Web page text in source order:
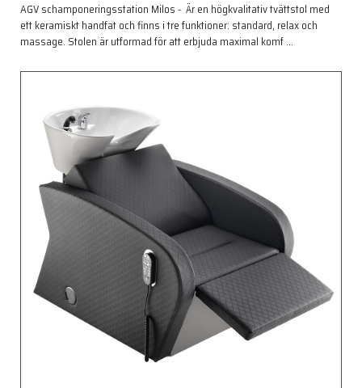
AGV schamponeringsstation Milos - Är en högkvalitativ tvättstol med
ett keramiskt handfat och finns i tre funktioner: standard, relax och
massage. Stolen är utformad för att erbjuda maximal komf…